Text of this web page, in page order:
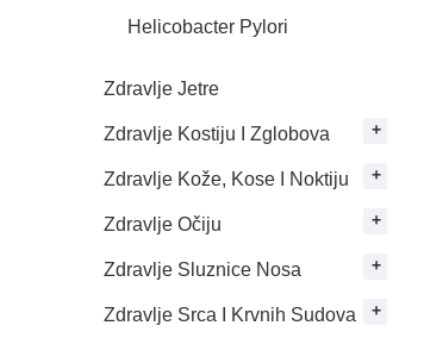
Helicobacter Pylori
Zdravlje Jetre
Zdravlje Kostiju I Zglobova
Zdravlje Kože, Kose I Noktiju
Zdravlje Očiju
Zdravlje Sluznice Nosa
Zdravlje Srca I Krvnih Sudova